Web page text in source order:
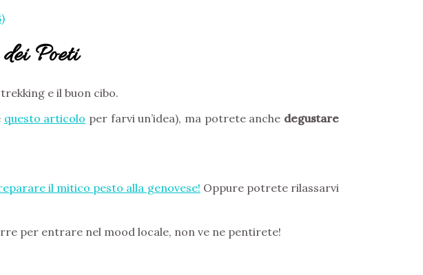
Poeti
e il buon cibo.
questo articolo per farvi un’idea), ma potrete anche degustare
il mitico pesto alla genovese! Oppure potrete rilassarvi
per entrare nel mood locale, non ve ne pentirete!